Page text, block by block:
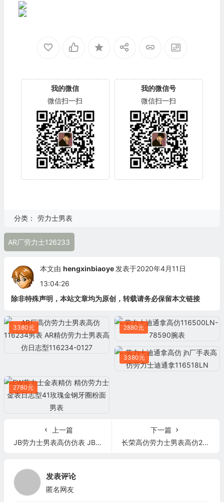
我的微信
微信扫一扫
我的微信号
微信扫一扫
分类： 劳力士男表
AR厂劳力士126233
本文由 hengxinbiaoye 发表于2020年4月11日
13:04:26
除非特殊声明，本站文章均为原创，转载请务必保留本文链接
3380元 2880元
3380元
2780元
上一篇
JB劳力士男表高仿仿表 JB厂高仿劳力士男表高仿的蚝式陀飞轮
下一篇
长荣高仿劳力士男表高仿228238 CR高仿长荣厂劳力士男表高仿星期日历型228238 40毫米
发表评论
匿名网友